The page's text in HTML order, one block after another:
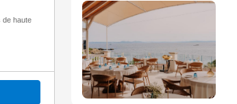
de haute